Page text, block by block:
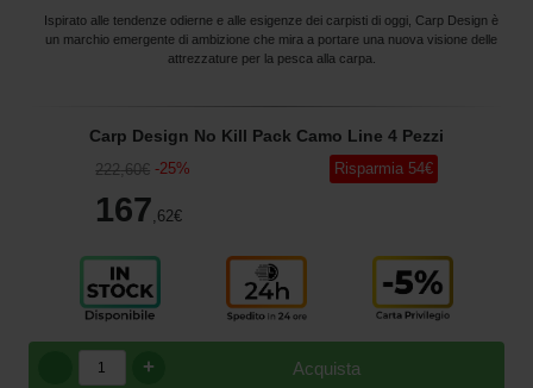
Ispirato alle tendenze odierne e alle esigenze dei carpisti di oggi, Carp Design è
un marchio emergente di ambizione che mira a portare una nuova visione delle
attrezzature per la pesca alla carpa.
Carp Design No Kill Pack Camo Line 4 Pezzi
222,60€ -25%
167,62€
Risparmia 54€
Acquista
+